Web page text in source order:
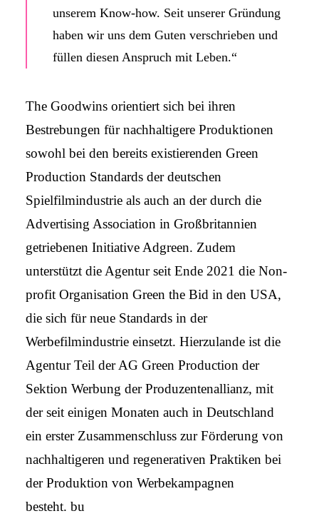
unserem Know-how. Seit unserer Gründung
haben wir uns dem Guten verschrieben und
füllen diesen Anspruch mit Leben.“
The Goodwins orientiert sich bei ihren
Bestrebungen für nachhaltigere Produktionen
sowohl bei den bereits existierenden Green
Production Standards der deutschen
Spielfilmindustrie als auch an der durch die
Advertising Association in Großbritannien
getriebenen Initiative Adgreen. Zudem
unterstützt die Agentur seit Ende 2021 die Non-
profit Organisation Green the Bid in den USA,
die sich für neue Standards in der
Werbefilmindustrie einsetzt. Hierzulande ist die
Agentur Teil der AG Green Production der
Sektion Werbung der Produzentenallianz, mit
der seit einigen Monaten auch in Deutschland
ein erster Zusammenschluss zur Förderung von
nachhaltigeren und regenerativen Praktiken bei
der Produktion von Werbekampagnen
besteht. bu